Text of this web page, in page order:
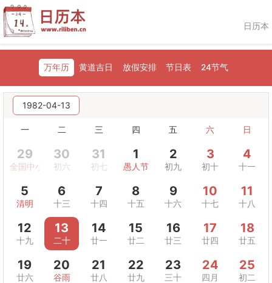
日历本
万年历 黄道吉日 放假安排 节日表 24节气
1982-04-13
一 二 三 四 五 六 日
29
全国中小学生安全教育日
30
初六
31
初七
1
愚人节
2
初九
3
初十
4
十一
5
清明
6
十三
7
十四
8
十五
9
十六
10
十七
11
十八
12
十九
13
二十
14
廿一
15
廿二
16
廿三
17
廿四
18
廿五
19
廿六
20
谷雨
21
廿八
22
廿九
23
三十
24
四月
25
初二